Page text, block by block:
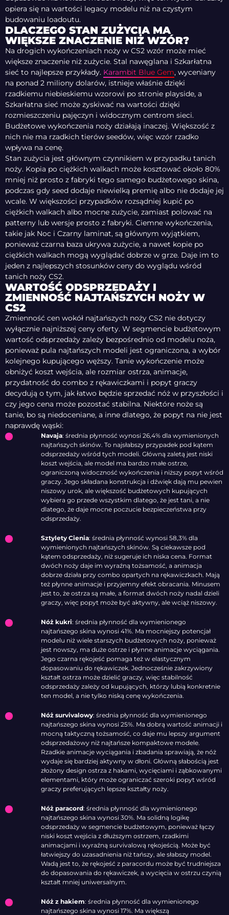
opiera się na wartości legacy modelu niż na czystym
budowaniu loadoutu.
DLACZEGO STAN ZUŻYCIA MA
WIĘKSZE ZNACZENIE NIŻ WZÓR?
Na drogich wykończeniach noży w CS2 wzór może mieć
większe znaczenie niż zużycie. Stal nawęglana i Szkarłatna
sieć to najlepsze przykłady. Karambit Blue Gem, wyceniany
na ponad 2 miliony dolarów, istnieje właśnie dzięki
rzadkiemu niebieskiemu wzorowi po stronie playside, a
Szkarłatna sieć może zyskiwać na wartości dzięki
rozmieszczeniu pajęczyn i widocznym centrom sieci.
Budżetowe wykończenia noży działają inaczej. Większość z
nich nie ma rzadkich tierów seedów, więc wzór rzadko
wpływa na cenę.
Stan zużycia jest głównym czynnikiem w przypadku tanich
noży. Kopia po ciężkich walkach może kosztować około 80%
mniej niż prosto z fabryki tego samego budżetowego skina,
podczas gdy seed dodaje niewielką premię albo nie dodaje jej
wcale. W większości przypadków rozsądniej kupić po
ciężkich walkach albo mocne zużycie, zamiast polować na
patterny lub wersje prosto z fabryki. Ciemne wykończenia,
takie jak Noc i Czarny laminat, są głównym wyjątkiem,
ponieważ czarna baza ukrywa zużycie, a nawet kopie po
ciężkich walkach mogą wyglądać dobrze w grze. Daje im to
jeden z najlepszych stosunków ceny do wyglądu wśród
tanich noży CS2.
WARTOŚĆ ODSPRZEDAŻY I
ZMIENNOŚĆ NAJTAŃSZYCH NOŻY W
CS2
Zmienność cen wokół najtańszych noży CS2 nie dotyczy
wyłącznie najniższej ceny oferty. W segmencie budżetowym
wartość odsprzedaży zależy bezpośrednio od modelu noża,
ponieważ pula najtańszych modeli jest ograniczona, a wybór
kolejnego kupującego węższy. Tanie wykończenie może
obniżyć koszt wejścia, ale rozmiar ostrza, animacje,
przydatność do combo z rękawiczkami i popyt graczy
decydują o tym, jak łatwo będzie sprzedać nóż w przyszłości i
czy jego cena może pozostać stabilna. Niektóre noże są
tanie, bo są niedoceniane, a inne dlatego, że popyt na nie jest
naprawdę wąski:
Navaja: średnia płynność wynosi 26,4% dla wymienionych
najtańszych skinów. To najsłabszy przypadek pod kątem
odsprzedaży wśród tych modeli. Główną zaletą jest niski
koszt wejścia, ale model ma bardzo małe ostrze,
ograniczoną widoczność wykończenia i niższy popyt wśród
graczy. Jego składana konstrukcja i dźwięk dają mu pewien
niszowy urok, ale większość budżetowych kupujących
wybiera go przede wszystkim dlatego, że jest tani, a nie
dlatego, że daje mocne poczucie bezpieczeństwa przy
odsprzedaży.
Sztylety Cienia: średnia płynność wynosi 58,3% dla
wymienionych najtańszych skinów. Są ciekawsze pod
kątem odsprzedaży, niż sugeruje ich niska cena. Format
dwóch noży daje im wyraźną tożsamość, a animacja
dobrze działa przy combo opartych na rękawiczkach. Mają
też płynne animacje i przyjemny efekt obracania. Minusem
jest to, że ostrza są małe, a format dwóch noży nadal dzieli
graczy, więc popyt może być aktywny, ale wciąż niszowy.
Nóż kukri: średnia płynność dla wymienionego
najtańszego skina wynosi 41%. Ma mocniejszy potencjał
modelu niż wiele starszych budżetowych noży, ponieważ
jest nowszy, ma duże ostrze i płynne animacje wyciągania.
Jego czarna rękojeść pomaga też w elastycznym
dopasowaniu do rękawiczek. Jednocześnie zakrzywiony
kształt ostrza może dzielić graczy, więc stabilność
odsprzedaży zależy od kupujących, którzy lubią konkretnie
ten model, a nie tylko niską cenę wykończenia.
Nóż survivalowy: średnia płynność dla wymienionego
najtańszego skina wynosi 25%. Ma dobrą wartość animacji i
mocną taktyczną tożsamość, co daje mu lepszy argument
odsprzedażowy niż najtańsze kompaktowe modele.
Rzadkie animacje wyciągania i zbadania sprawiają, że nóż
wydaje się bardziej aktywny w dłoni. Główną słabością jest
złożony design ostrza z hakami, wycięciami i ząbkowanymi
elementami, który może ograniczać szeroki popyt wśród
graczy preferujących lepsze kształty noży.
Nóż paracord: średnia płynność dla wymienionego
najtańszego skina wynosi 30%. Ma solidną logikę
odsprzedaży w segmencie budżetowym, ponieważ łączy
niski koszt wejścia z dłuższym ostrzem, rzadkimi
animacjami i wyraźną survivalową rękojeścią. Może być
łatwiejszy do uzasadnienia niż tańszy, ale słabszy model.
Wadą jest to, że rękojeść z paracordu może być trudniejsza
do dopasowania do rękawiczek, a wycięcia w ostrzu czynią
kształt mniej uniwersalnym.
Nóż z hakiem: średnia płynność dla wymienionego
najtańszego skina wynosi 17%. Ma większą